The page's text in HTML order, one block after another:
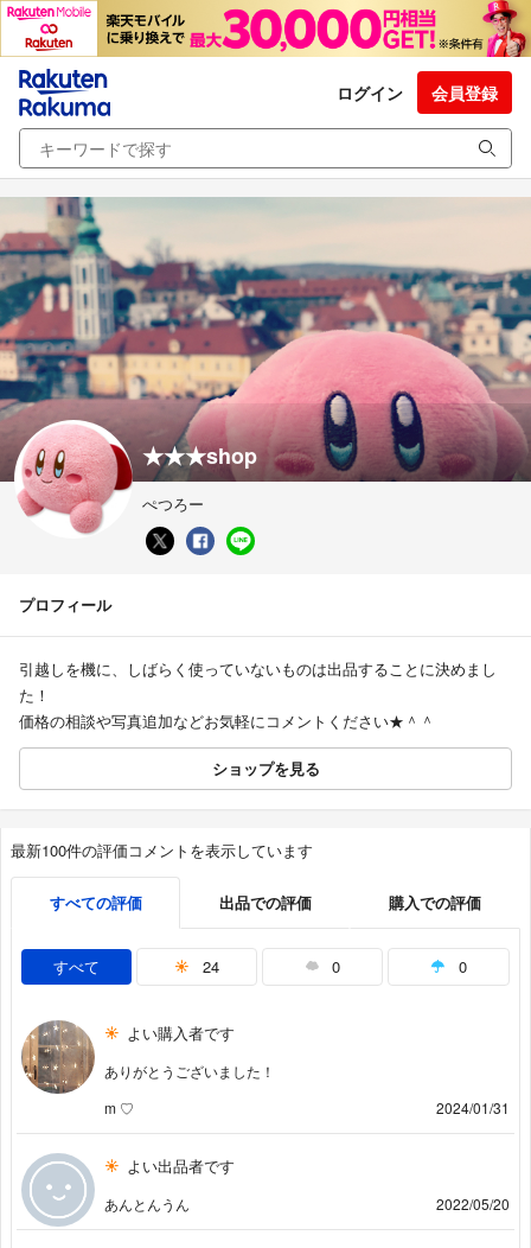
ログイン 会員登録
★★★shop
ぺつろー
プロフィール
引越しを機に、しばらく使っていないものは出品することに決めまし
た！
価格の相談や写真追加などお気軽にコメントください★＾＾
ショップを見る
最新100件の評価コメントを表示しています
すべての評価 出品での評価 購入での評価
すべて 24 0 0
よい購入者です
ありがとうございました！
m ♡
2024/01/31
よい出品者です
あんとんうん 2022/05/20